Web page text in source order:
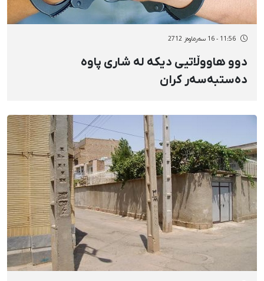
11:56 - 16 سەرماوەز 2712
دوو هاووڵاتیی دیكە لە شاری پاوە
دەستبەسەر كران